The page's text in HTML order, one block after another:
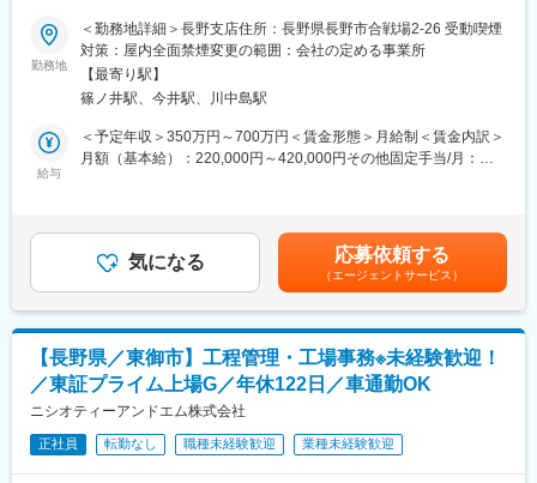
フバランスに優れた勤務体系が可能です。
■組織構成：80名の運転士が活躍中です
コロナ明けの影響もあり、貸切バス（団体旅行/修学旅行/社員旅行
等）の需要が高まっております。
大型二種免許取得（費用全額会社負担）→路線バス運転により運
転技術向上→スキルに応じて貸切バスや高速バス運転担当へステ
ップアップ(運転練習やコース研修を実施します)
■評価制度：
勤務態度や運転技術が評価対象となります。
■仕事の魅力：
通勤や通学、日々の移動手段など地域の皆様への貢献度が非常に
☆現場の裁量が大きく、経営層との距離も近い環境です！
■当社について
当社は地盤改良をはじめとした特殊土木技術に強みを持ち、大規
模災害対策や都市開発、インフラ整備など社会に欠かせない工事
を数多く手掛けてきました。無借金経営を続ける上場企業として
安定した経営基盤を持ちながらも、現場主体の風通しの良い社風
未経験から施工管理へ挑戦したい方を募集します。
＜具体的には＞
・工事現場の写真撮影、進捗記録
・報告書など各種書類作成
・職人さんとの打ち合わせや調整
・工程、安全、品質の管理
・工事全体の進行管理
まずは先輩社員のもとで基礎から学び、段階的にできる業務を増
勤務地
＜勤務地詳細＞長野支店住所：長野県長野市合戦場2-26 受動喫煙
対策：屋内全面禁煙変更の範囲：会社の定める事業所
【最寄り駅】
篠ノ井駅、今井駅、川中島駅
給与
＜予定年収＞350万円～700万円＜賃金形態＞月給制＜賃金内訳＞
月額（基本給）：220,000円～420,000円その他固定手当/月：
月）■賞与：年2回（7・12月）30歳以上は年俸制に変更∟400万
円～700万円※固定残業代月40時間分の63,000円～111,000円を給
与に含。超過分は追加支給賃金はあくまでも目安の金額であり、
選考を通じて上下する可能性があります。月給(月額)は固定手当を
含めた表記です。
気になる 応募依頼する
（エージェントサービス）
【長野県／東御市】工程管理・工場事務※未経験歓迎！
／東証プライム上場G／年休122日／車通勤OK
ニシオティーアンドエム株式会社
正社員 転勤なし 職種未経験歓迎 業種未経験歓迎